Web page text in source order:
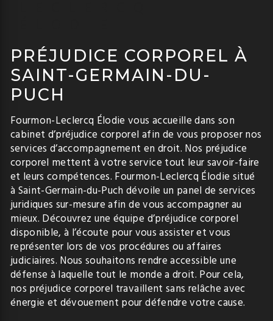
PRÉJUDICE CORPOREL À
SAINT-GERMAIN-DU-
PUCH
Fourmon-Leclercq Élodie vous accueille dans son
cabinet d’préjudice corporel afin de vous proposer nos
services d’accompagnement en droit. Nos préjudice
corporel mettent à votre service tout leur savoir-faire
et leurs compétences. Fourmon-Leclercq Élodie situé
à Saint-Germain-du-Puch dévoile un panel de services
juridiques sur-mesure afin de vous accompagner au
mieux. Découvrez une équipe d’préjudice corporel
disponible, à l’écoute pour vous assister et vous
représenter lors de vos procédures ou affaires
judiciaires. Nous souhaitons rendre accessible une
défense à laquelle tout le monde a droit. Pour cela,
nos préjudice corporel travaillent sans relâche avec
énergie et dévouement pour défendre votre cause.